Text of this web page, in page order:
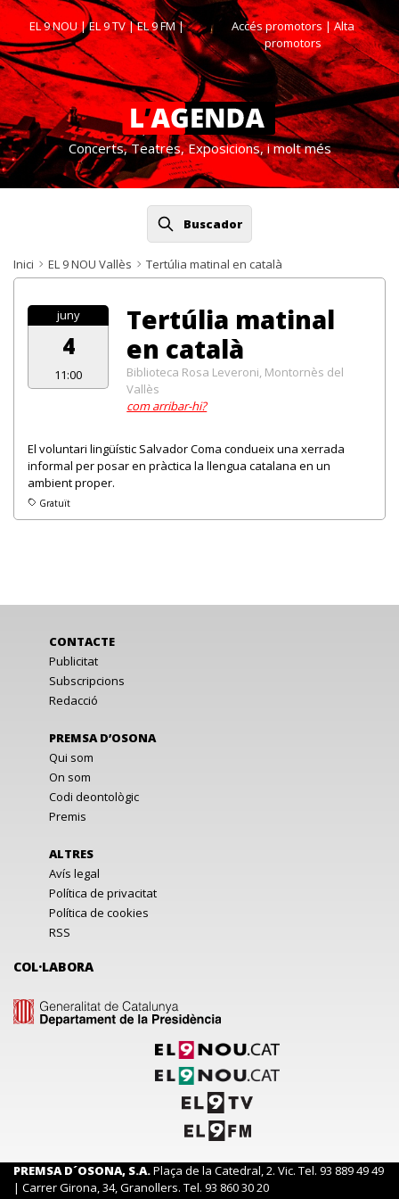
EL 9 NOU|EL 9 TV|EL 9 FM| Accés promotors| Alta
promotors
Concerts, Teatres, Exposicions, i molt més
Buscador
Inici EL 9 NOU Vallès Tertúlia matinal en català
juny
4
11:00
Gratuït
Tertúlia matinal
en català
Biblioteca Rosa Leveroni, Montornès del
Vallès
com arribar-hi?
El voluntari lingüístic Salvador Coma condueix una xerrada
informal per posar en pràctica la llengua catalana en un
ambient proper.
CONTACTE
Publicitat
Subscripcions
Redacció
PREMSA D’OSONA
Qui som
On som
Codi deontològic
Premis
ALTRES
Avís legal
Política de privacitat
Política de cookies
RSS
COL·LABORA
PREMSA D´OSONA, S.A.Plaça de la Catedral, 2. Vic. Tel. 93 889 49 49
| Carrer Girona, 34, Granollers. Tel. 93 860 30 20